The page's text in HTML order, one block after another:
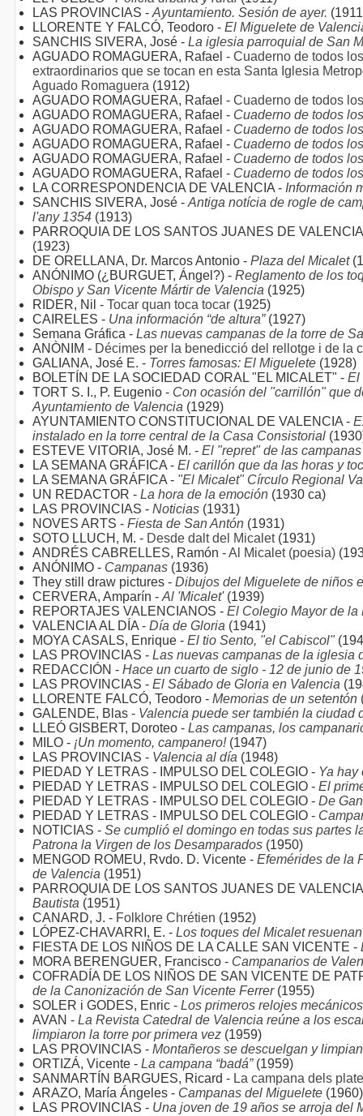
LAS PROVINCIAS - Ayuntamiento. Sesión de ayer.
LLORENTE Y FALCÓ, Teodoro - El Miguelete de
SANCHIS SIVERA, José - La iglesia parroquial de San
AGUADO ROMAGUERA, Rafael - Cuaderno de todos
extraordinarios que se tocan en esta Santa Iglesia
Aguado Romaguera (1912)
AGUADO ROMAGUERA, Rafael - Cuaderno de todos
AGUADO ROMAGUERA, Rafael - Cuaderno de todos
AGUADO ROMAGUERA, Rafael - Cuaderno de todos
AGUADO ROMAGUERA, Rafael - Cuaderno de todos
AGUADO ROMAGUERA, Rafael - Cuaderno de todos
AGUADO ROMAGUERA, Rafael - Cuaderno de todos
LA CORRESPONDENCIA DE VALENCIA - Información
SANCHIS SIVERA, José - Antiga notícia de rogle de
l'any 1354 (1913)
PARROQUIA DE LOS SANTOS JUANES DE
(1923)
DE ORELLANA, Dr. Marcos Antonio - Plaza del Micalet
ANÓNIMO (¿BURGUET, Ángel?) - Reglamento de los
Obispo y San Vicente Mártir de Valencia (1925)
RIDER, Nil - Tocar quan toca tocar (1925)
CAIRELES - Una información “de altura”(1927)
Semana Gráfica - Las nuevas campanas de la torre de
ANÒNIM - Décimes per la benedicció del rellotge i de la
GALIANA, José E. - Torres famosas: El Miguelete (1928)
BOLETÍN DE LA SOCIEDAD CORAL "EL MICALET" - El
TORT S. I., P. Eugenio - Con ocasión del "carrillón" que
Ayuntamiento de Valencia (1929)
AYUNTAMIENTO CONSTITUCIONAL DE VALENCIA -
instalado en la torre central de la Casa Consistorial
ESTEVE VITORIA, José M. - El "repret" de las
LA SEMANA GRÁFICA - El carillón que da las horas y
LA SEMANA GRÁFICA - "El Micalet" Círculo Regional
UN REDACTOR - La hora de la emoción (1930 ca)
LAS PROVINCIAS - Noticias (1931)
NOVES ARTS - Fiesta de San Antón (1931)
SOTO LLUCH, M. - Desde dalt del Micalet(1931)
ANDRÉS CABRELLES, Ramón -Al Micalet (poesia)
ANÓNIMO - Campanas (1936)
They still draw pictures - Dibujos del Miguelete de niños
CERVERA, Amparín - Al 'Micalet'(1939)
REPORTAJES VALENCIANOS - El Colegio Mayor de la
VALENCIA AL DÍA - Día de Gloria (1941)
MOYA CASALS, Enrique - El tio Sento, "el Cabiscol"
LAS PROVINCIAS - Las nuevas campanas de la iglesia
REDACCIÓN - Hace un cuarto de siglo - 12 de junio de
LAS PROVINCIAS - El Sábado de Gloria en Valencia
LLORENTE FALCÓ, Teodoro - Memorias de un setentón
GALENDE, Blas - Valencia puede ser también la ciudad
LLEÓ GISBERT, Doroteo - Las campanas, los
MILO - ¡Un momento, campanero!(1947)
LAS PROVINCIAS - Valencia al día (1948)
PIEDAD Y LETRAS - IMPULSO DEL COLEGIO - Ya hay
PIEDAD Y LETRAS - IMPULSO DEL COLEGIO - El
PIEDAD Y LETRAS - IMPULSO DEL COLEGIO - De
PIEDAD Y LETRAS - IMPULSO DEL COLEGIO -
NOTICIAS - Se cumplió el domingo en todas sus partes
Patrona la Virgen de los Desamparados (1950)
MENGOD ROMEU, Rvdo. D. Vicente - Efemérides de la
de Valencia (1951)
PARROQUIA DE LOS SANTOS JUANES DE
Bautista (1951)
CANARD, J. - Folklore Chrétien (1952)
LÓPEZ-CHAVARRI, E. - Los toques del Micalet
FIESTA DE LOS NIÑOS DE LA CALLE SAN VICENTE -
MORA BERENGUER, Francisco - Campanarios de
COFRADÍA DE LOS NIÑOS DE SAN VICENTE DE
de la Canonización de San Vicente Ferrer(1955)
SOLER i GODES, Enric - Los primeros relojes mecánicos
AVAN - La Revista Catedral de Valencia reúne a los
limpiaron la torre por primera vez (1959)
LAS PROVINCIAS - Montañeros se descuelgan y
ORTIZÁ, Vicente - La campana “badá”(1959)
SANMARTÍN BARGUES, Ricard - La campana dels
ARAZO, María Ángeles - Campanas del Miguelete (1960)
LAS PROVINCIAS - Una joven de 19 años se arroja del